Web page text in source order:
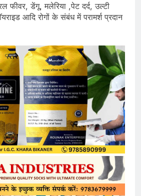
फीवर, डेंगू, मलेरिया ,पेट दर्द, उल्टी
आदि रोगों के संबंध में परामर्श प्रदान